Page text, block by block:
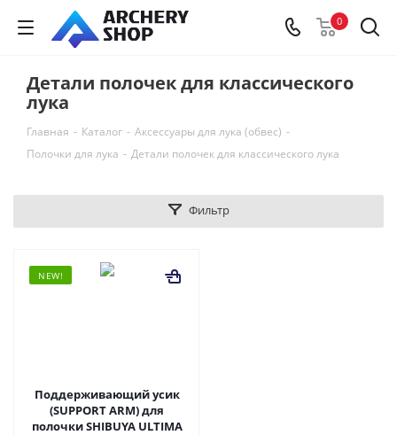
0
Детали полочек для классического
лука
Главная - Каталог - Аксессуары для лука (обвес) -
Полочки для лука - Детали полочек для классического лука
Фильтр
NEW!
Поддерживающий усик
(SUPPORT ARM) для
полочки SHIBUYA ULTIMA